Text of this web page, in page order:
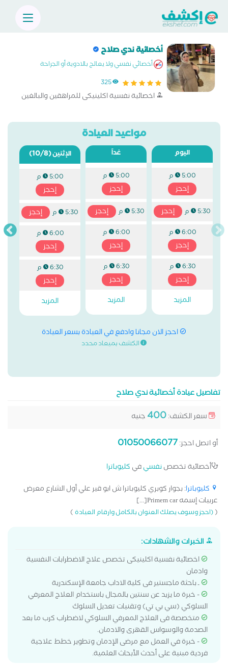
أخصائية ندي صلاح
أخصائي نفسي ولا يعالج بالادوية أو الجراحة
325
اخصائية نفسية اكلينيكى للمراهقين والبالغين
مواعيد العيادة
اليوم
5:00 م
إحجز
5:30 م إحجز
6:00 م
إحجز
6:30 م
إحجز
المزيد
غداً
5:00 م
إحجز
5:30 م إحجز
6:00 م
إحجز
6:30 م
إحجز
المزيد
الإثنين(10/8)
5:00 م
إحجز
5:30 م إحجز
6:00 م
إحجز
6:30 م
إحجز
المزيد
احجز الان مجانا وادفع في العيادة بسعر العيادة
الكشف بميعاد محدد
تفاصيل عيادة أخصائية ندي صلاح
سعر الكشف:400 جنيه
أو اتصل احجز:01050066077
أخصائية تخصصنفسيفي كليوباترا
كليوباترا: بجوار كوبري كليوباترا ش ابو قير علي أول الشارع معرض
عربيات إسمه Primem car[...]
((احجز وسوف يصلك العنوان بالكامل وارقام العيادة)
الخبرات والشهادات:
اخصائية نفسية اكلينيكى تخصص علاج الاضطرابات النفسية
وادمان
ـ باحثة ماجستير فى كلية الاداب جامعة الإسكندرية
- خبرة ما يزيد عن سنتين بالمجال باستخدام العلاج المعرفي
السلوكي (سي بي تي) وتقنيات تعديل السلوك
متخصصة فى العلاج المعرفي السلوكي لاضطراب كرب ما بعد
الصدمة والوسواس القهرى والادمان.
- خبرة في العمل مع مرضى الإدمان وتطوير خطط علاجية
فردية مبنية على أحدث الأبحاث العلمية.